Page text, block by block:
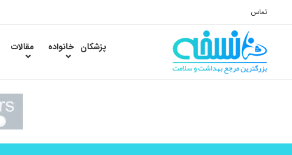
تماس
پزشکان خانواده مقالات